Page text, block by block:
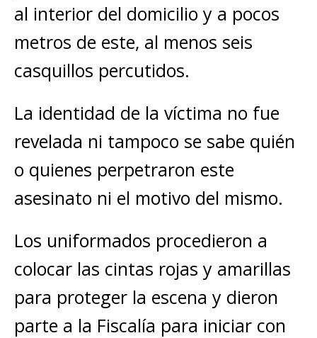
al interior del domicilio y a pocos
metros de este, al menos seis
casquillos percutidos.
La identidad de la víctima no fue
revelada ni tampoco se sabe quién
o quienes perpetraron este
asesinato ni el motivo del mismo.
Los uniformados procedieron a
colocar las cintas rojas y amarillas
para proteger la escena y dieron
parte a la Fiscalía para iniciar con